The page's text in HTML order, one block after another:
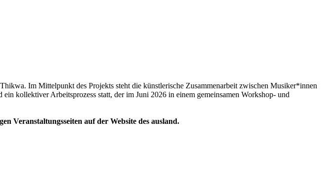
Im Mittelpunkt des Projekts steht die künstlerische Zusammenarbeit zwischen Musiker*innen
kollektiver Arbeitsprozess statt, der im Juni 2026 in einem gemeinsamen Workshop- und
Veranstaltungsseiten auf der Website des ausland.